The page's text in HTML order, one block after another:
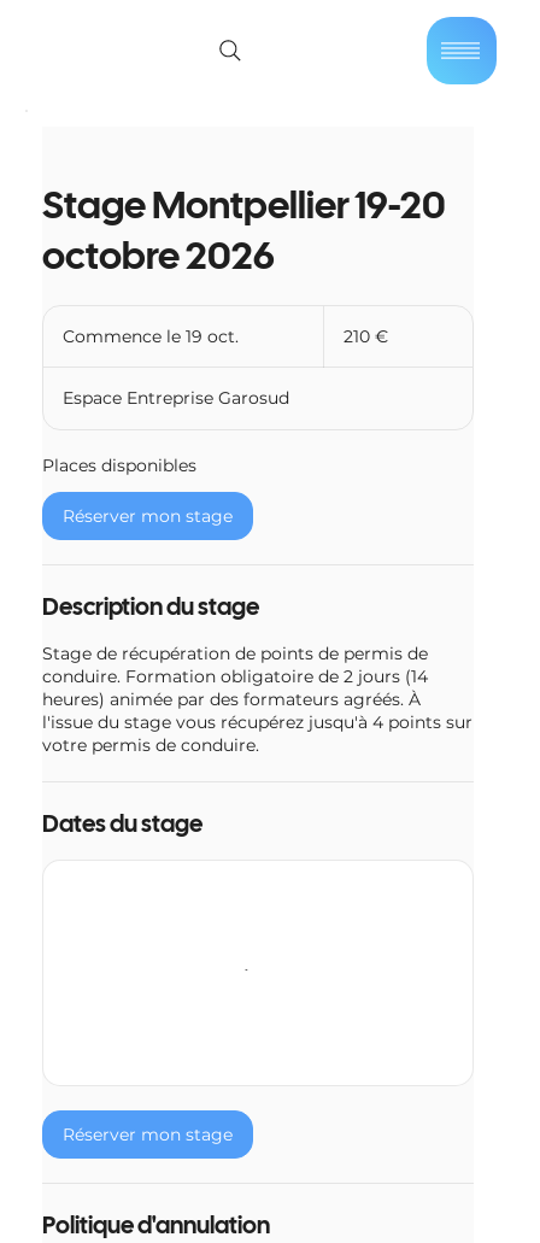
Stage Montpellier 19-20
octobre 2026
Commence le 19 oct.
m
e
e
o
t
.
210 €
Espace Entreprise Garosud
Places disponibles
Réserver mon stage
Description du stage
Stage de récupération de points de permis de
conduire. Formation obligatoire de 2 jours (14
heures) animée par des formateurs agréés. À
l'issue du stage vous récupérez jusqu'à 4 points sur
votre permis de conduire.
Dates du stage
Réserver mon stage
Politique d'annulation